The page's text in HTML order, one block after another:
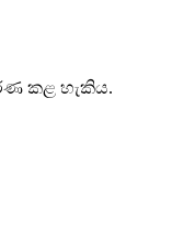
කළ හැකිය.